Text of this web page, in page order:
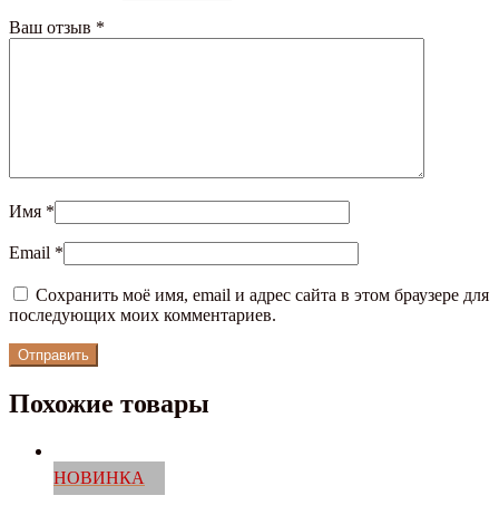
Ваш отзыв *
Имя *
Email *
Сохранить моё имя, email и адрес сайта в этом браузере для
последующих моих комментариев.
Похожие товары
НОВИНКА